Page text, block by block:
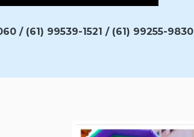
/ (61) 99539-1521 / (61) 99255-9830